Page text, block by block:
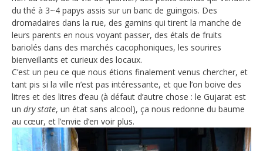
du thé à 3~4 papys assis sur un banc de guingois. Des
dromadaires dans la rue, des gamins qui tirent la manche de
leurs parents en nous voyant passer, des étals de fruits
bariolés dans des marchés cacophoniques, les sourires
bienveillants et curieux des locaux.
C’est un peu ce que nous étions finalement venus chercher, et
tant pis si la ville n’est pas intéressante, et que l’on boive des
litres et des litres d’eau (à défaut d’autre chose : le Gujarat est
un dry state, un état sans alcool), ça nous redonne du baume
au cœur, et l’envie d’en voir plus.